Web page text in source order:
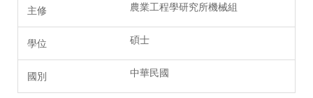
農業工程學研究所機械組
碩士
中華民國